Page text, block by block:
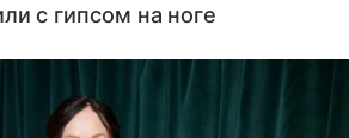
с гипсом на ноге